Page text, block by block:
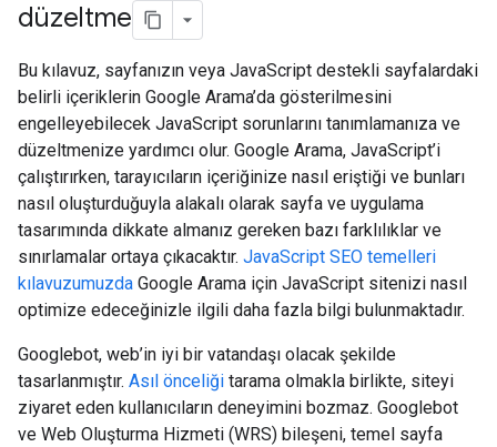
düzeltme
Bu kılavuz, sayfanızın veya JavaScript destekli sayfalardaki
belirli içeriklerin Google Arama’da gösterilmesini
engelleyebilecek JavaScript sorunlarını tanımlamanıza ve
düzeltmenize yardımcı olur. Google Arama, JavaScript’i
çalıştırırken, tarayıcıların içeriğinize nasıl eriştiği ve bunları
nasıl oluşturduğuyla alakalı olarak sayfa ve uygulama
tasarımında dikkate almanız gereken bazı farklılıklar ve
sınırlamalar ortaya çıkacaktır. JavaScript SEO temelleri
kılavuzumuzda Google Arama için JavaScript sitenizi nasıl
optimize edeceğinizle ilgili daha fazla bilgi bulunmaktadır.
Googlebot, web’in iyi bir vatandaşı olacak şekilde
tasarlanmıştır. Asıl önceliği tarama olmakla birlikte, siteyi
ziyaret eden kullanıcıların deneyimini bozmaz. Googlebot
ve Web Oluşturma Hizmeti (WRS) bileşeni, temel sayfa